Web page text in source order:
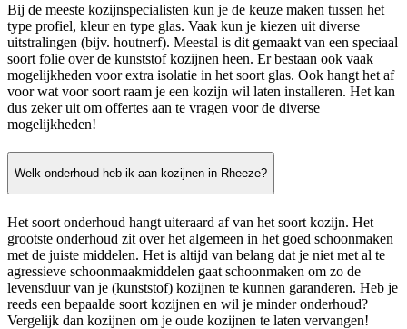
Bij de meeste kozijnspecialisten kun je de keuze maken tussen het
type profiel, kleur en type glas. Vaak kun je kiezen uit diverse
uitstralingen (bijv. houtnerf). Meestal is dit gemaakt van een speciaal
soort folie over de kunststof kozijnen heen. Er bestaan ook vaak
mogelijkheden voor extra isolatie in het soort glas. Ook hangt het af
voor wat voor soort raam je een kozijn wil laten installeren. Het kan
dus zeker uit om offertes aan te vragen voor de diverse
mogelijkheden!
Welk onderhoud heb ik aan kozijnen in Rheeze?
Het soort onderhoud hangt uiteraard af van het soort kozijn. Het
grootste onderhoud zit over het algemeen in het goed schoonmaken
met de juiste middelen. Het is altijd van belang dat je niet met al te
agressieve schoonmaakmiddelen gaat schoonmaken om zo de
levensduur van je (kunststof) kozijnen te kunnen garanderen. Heb je
reeds een bepaalde soort kozijnen en wil je minder onderhoud?
Vergelijk dan kozijnen om je oude kozijnen te laten vervangen!